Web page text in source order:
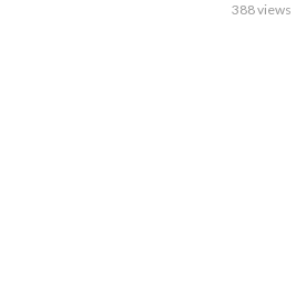
388 views